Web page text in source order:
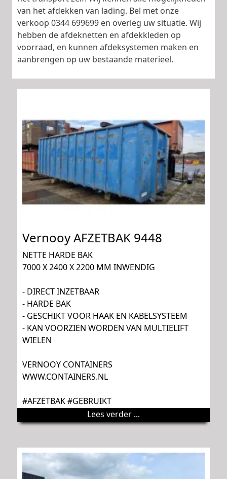
van het afdekken van lading. Bel met onze
verkoop 0344 699699 en overleg uw situatie. Wij
hebben de afdeknetten en afdekkleden op
voorraad, en kunnen afdeksystemen maken en
aanbrengen op uw bestaande materieel.
Vernooy AFZETBAK 9448
NETTE HARDE BAK
7000 X 2400 X 2200 MM INWENDIG
- DIRECT INZETBAAR
- HARDE BAK
- GESCHIKT VOOR HAAK EN KABELSYSTEEM
- KAN VOORZIEN WORDEN VAN MULTIELIFT
WIELEN
VERNOOY CONTAINERS
WWW.CONTAINERS.NL
#AFZETBAK #GEBRUIKT
Lees verder ...